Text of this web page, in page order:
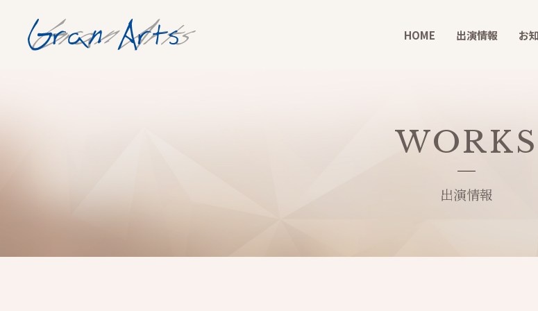
HOME 出演情報 お
WORKS
出演情報